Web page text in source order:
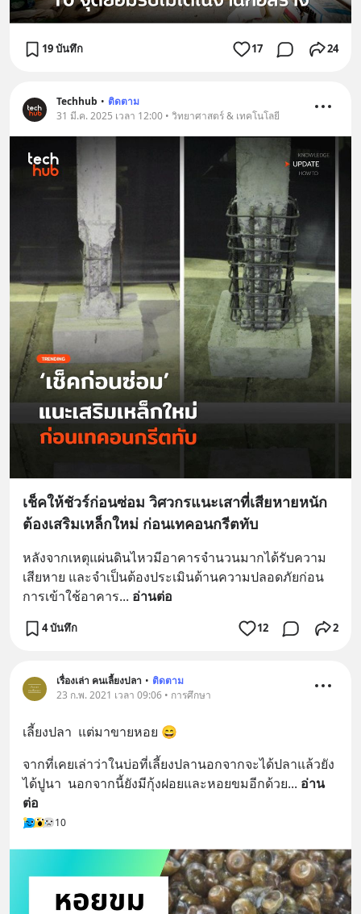
19 บันทึก 17 24
Techhub • ติดตาม
31 มี.ค. 2025 เวลา 12:00 • วิทยาศาสตร์ & เทคโนโลยี
เช็คให้ชัวร์ก่อนซ่อม วิศวกรแนะเสาที่เสียหายหนัก
ต้องเสริมเหล็กใหม่ ก่อนเทคอนกรีตทับ
หลังจากเหตุแผ่นดินไหวมีอาคารจำนวนมากได้รับความ
เสียหาย และจำเป็นต้องประเมินด้านความปลอดภัยก่อน
การเข้าใช้อาคาร... อ่านต่อ
4 บันทึก 12 2
เรื่องเล่า คนเลี้ยงปลา • ติดตาม
23 ก.พ. 2021 เวลา 09:06 • การศึกษา
เลี้ยงปลา  แต่มาขายหอย 😄
จากที่เคยเล่าว่าในบ่อที่เลี้ยงปลานอกจากจะได้ปลาแล้วยัง
ได้ปูนา  นอกจากนี้ยังมีกุ้งฝอยและหอยขมอีกด้วย... อ่าน
ต่อ
10